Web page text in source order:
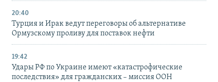
20:40
Турция и Ирак ведут переговоры об альтернативе
Ормузскому проливу для поставок нефти
19:42
Удары РФ по Украине имеют «катастрофические
последствия» для гражданских – миссия ООН